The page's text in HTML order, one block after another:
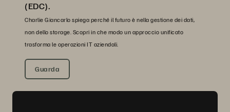
(EDC).
Charlie Giancarlo spiega perché il futuro è nella gestione dei dati,
non dello storage. Scopri in che modo un approccio unificato
trasforma le operazioni IT aziendali.
Guarda